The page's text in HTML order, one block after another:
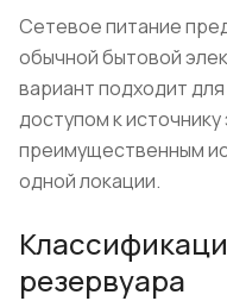
Сетевое питание
обычной бытовой
вариант подходит
доступом к
преимущественным
одной локации.
резервуара